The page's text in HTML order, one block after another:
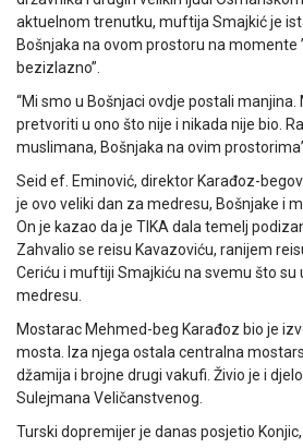
aktuelnom trenutku, muftija Smajkić je
Bošnjaka na ovom prostoru na momente
bezizlazno”.
“Mi smo u Bošnjaci ovdje postali
pretvoriti u ono što nije i nikada nije bio.
muslimana, Bošnjaka na ovim
Seid ef. Eminović, direktor Karađoz-
je ovo veliki dan za medresu, Bošnjake i
On je kazao da je TIKA dala temelj
Zahvalio se reisu Kavazoviću, ranijem
Ceriću i muftiji Smajkiću na svemu što su
medresu.
Mostarac Mehmed-beg Karađoz bio je
mosta. Iza njega ostala centralna
džamija i brojne drugi vakufi. Živio je i
Sulejmana Veličanstvenog.
Turski dopremijer je danas posjetio